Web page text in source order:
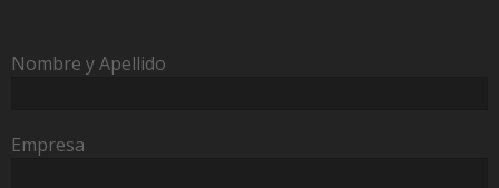
Nombre y Apellido
Empresa